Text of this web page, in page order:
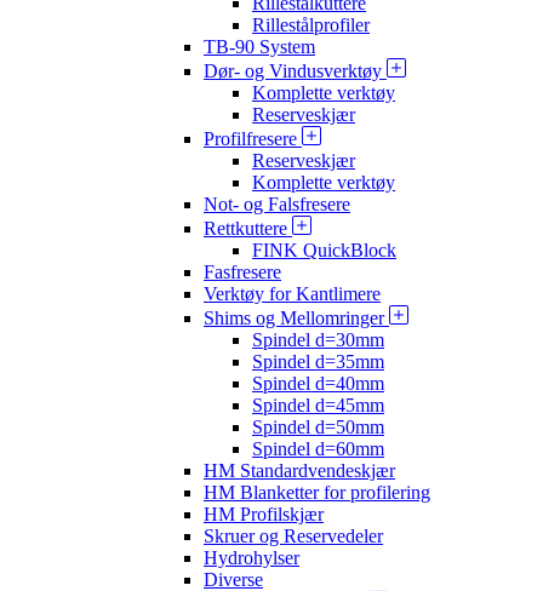
Rillestålprofiler
TB-90 System
Dør- og Vindusverktøy
Komplette verktøy
Reserveskjær
Profilfresere
Reserveskjær
Komplette verktøy
Not- og Falsfresere
Rettkuttere
FINK QuickBlock
Fasfresere
Verktøy for Kantlimere
Shims og Mellomringer
Spindel d=30mm
Spindel d=35mm
Spindel d=40mm
Spindel d=45mm
Spindel d=50mm
Spindel d=60mm
HM Standardvendeskjær
HM Blanketter for profilering
HM Profilskjær
Skruer og Reservedeler
Hydrohylser
Diverse